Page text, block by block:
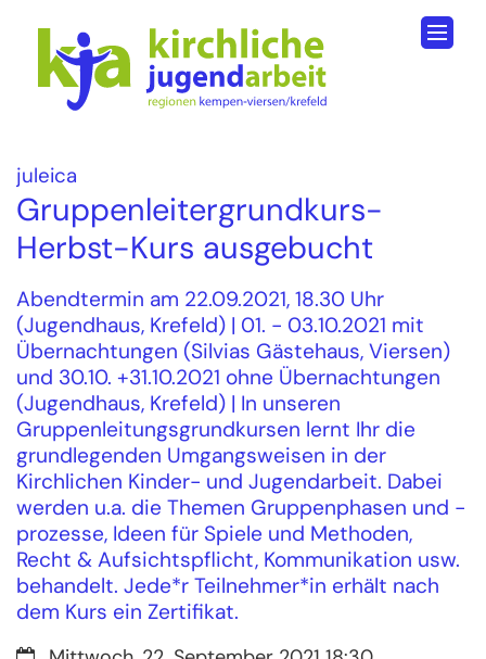
juleica
Gruppenleitergrundkurs-
Herbst-Kurs ausgebucht
Abendtermin am 22.09.2021, 18.30 Uhr
(Jugendhaus, Krefeld) | 01. - 03.10.2021 mit
Übernachtungen (Silvias Gästehaus, Viersen)
und 30.10. +31.10.2021 ohne Übernachtungen
(Jugendhaus, Krefeld) | In unseren
Gruppenleitungsgrundkursen lernt Ihr die
grundlegenden Umgangsweisen in der
Kirchlichen Kinder- und Jugendarbeit. Dabei
werden u.a. die Themen Gruppenphasen und -
prozesse, Ideen für Spiele und Methoden,
Recht & Aufsichtspflicht, Kommunikation usw.
behandelt. Jede*r Teilnehmer*in erhält nach
dem Kurs ein Zertifikat.